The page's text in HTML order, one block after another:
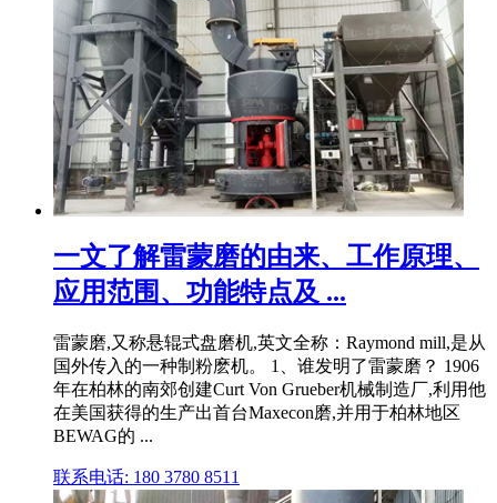
一文了解雷蒙磨的由来、工作原理、
应用范围、功能特点及 ...
雷蒙磨,又称悬辊式盘磨机,英文全称：Raymond mill,是从
国外传入的一种制粉麽机。 1、谁发明了雷蒙磨？ 1906
年在柏林的南郊创建Curt Von Grueber机械制造厂,利用他
在美国获得的生产出首台Maxecon磨,并用于柏林地区
BEWAG的 ...
联系电话: 180 3780 8511